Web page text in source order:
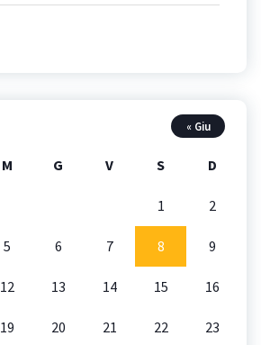
M G V S D
1 2
5 6 7 8 9
12 13 14 15 16
19 20 21 22 23
« Giu